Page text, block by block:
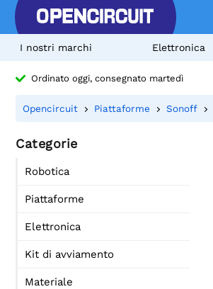
I nostri marchi Elettronica
Ordinato oggi, consegnato martedì
Opencircuit Piattaforme Sonoff
Categorie
Robotica
Piattaforme
Elettronica
Kit di avviamento
Materiale